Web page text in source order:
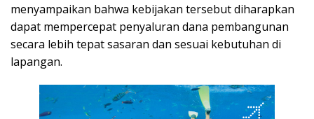
menyampaikan bahwa kebijakan tersebut diharapkan
dapat mempercepat penyaluran dana pembangunan
secara lebih tepat sasaran dan sesuai kebutuhan di
lapangan.